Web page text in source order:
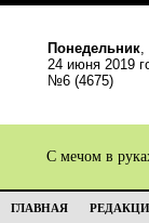
Понедельник,
24 июня 2019
№6 (4675)
С мечом в
ГЛАВНАЯ